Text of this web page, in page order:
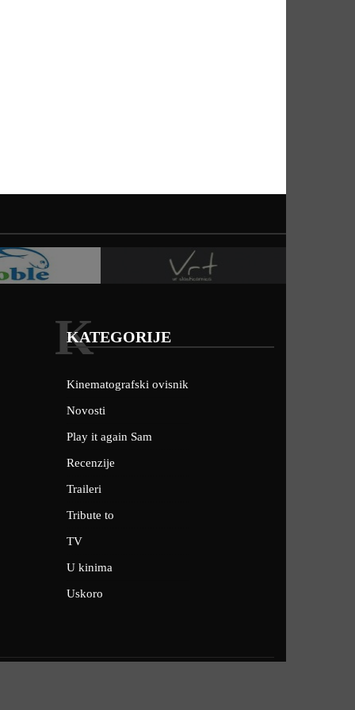
KATEGORIJE
K
Kinematografski ovisnik
Novosti
Play it again Sam
Recenzije
Traileri
Tribute to
TV
U kinima
Uskoro